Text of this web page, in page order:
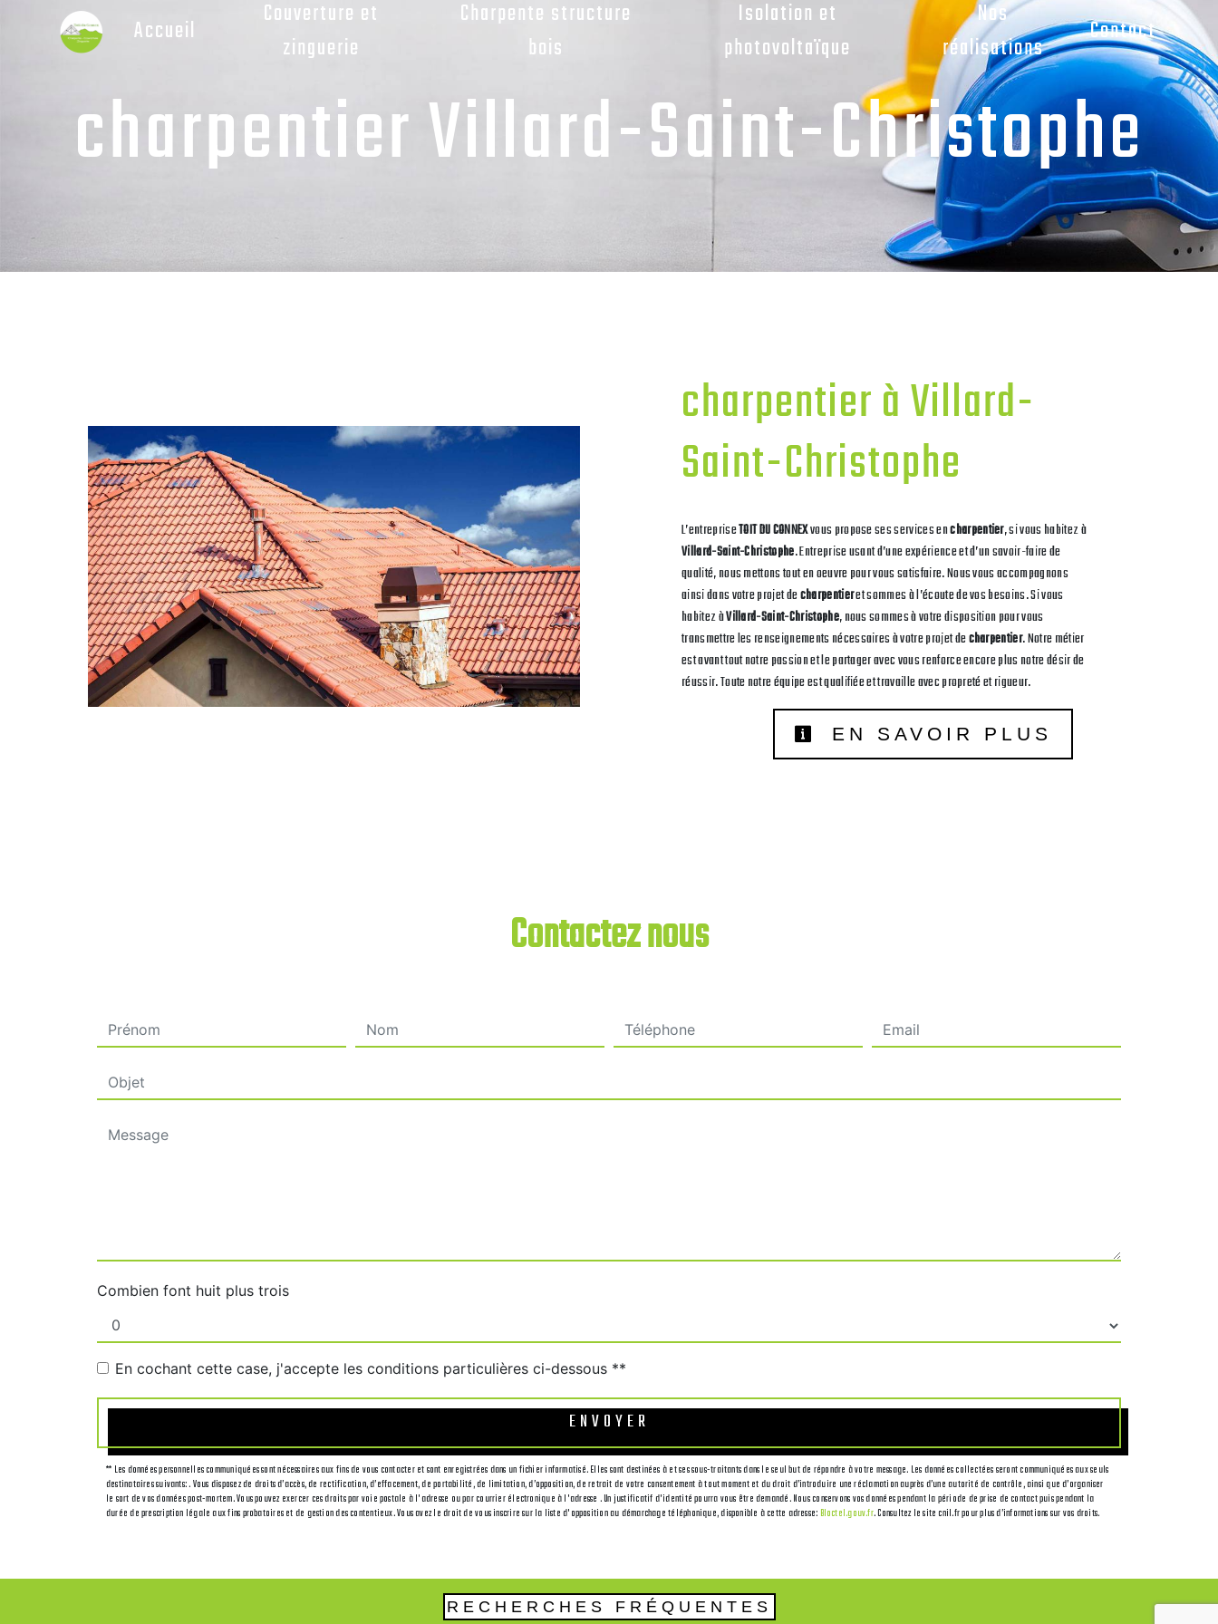
Accueil
Couverture et
zinguerie
Charpente structure
bois
Isolation et
photovoltaïque
Nos
réalisations
Contact
charpentier Villard-Saint-Christophe
charpentier à Villard-
Saint-Christophe
L’entrepriseTOIT DU CONNEXvous propose ses services encharpentier, si vous habitez à
Villard-Saint-Christophe. Entreprise usant d’une expérience et d’un savoir-faire de
qualité, nous mettons tout en oeuvre pour vous satisfaire. Nous vous accompagnons
ainsi dans votre projet decharpentieret sommes à l’écoute de vos besoins. Si vous
habitez àVillard-Saint-Christophe, nous sommes à votre disposition pour vous
transmettre les renseignements nécessaires à votre projet decharpentier. Notre métier
est avant tout notre passion et le partager avec vous renforce encore plus notre désir de
réussir. Toute notre équipe est qualifiée et travaille avec propreté et rigueur.
EN SAVOIR PLUS
Contactez nous
Combien font huit plus trois
En cochant cette case, j'accepte les conditions particulières ci-dessous **
ENVOYER
** Les données personnelles communiquées sont nécessaires aux fins de vous contacter et sont enregistrées dans un fichier informatisé. Elles sont destinées à et ses sous-traitants dans le seul but de répondre à votre message. Les données collectées seront communiquées aux seuls
destinataires suivants: . Vous disposez de droits d’accès, de rectification, d’effacement, de portabilité, de limitation, d’opposition, de retrait de votre consentement à tout moment et du droit d’introduire une réclamation auprès d’une autorité de contrôle, ainsi que d’organiser
le sort de vos données post-mortem. Vous pouvez exercer ces droits par voie postale à l'adresse ou par courrier électronique à l'adresse . Un justificatif d'identité pourra vous être demandé. Nous conservons vos données pendant la période de prise de contact puis pendant la
durée de prescription légale aux fins probatoires et de gestion des contentieux. Vous avez le droit de vous inscrire sur la liste d'opposition au démarchage téléphonique, disponible à cette adresse: Bloctel.gouv.fr. Consultez le site cnil.fr pour plus d’informations sur vos droits.
RECHERCHES FRÉQUENTES
Panneau de gestion des cookies